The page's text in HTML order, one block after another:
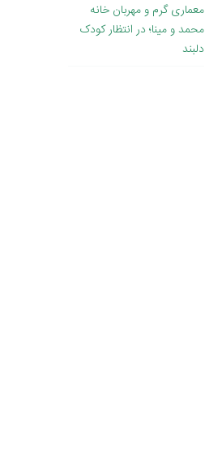
معماری گرم و مهربان خانه
محمد و مینا؛ در انتظار کودک
دلبند